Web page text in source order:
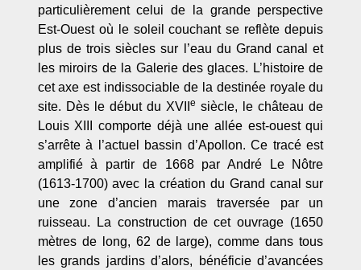
particulièrement celui de la grande perspective
Est-Ouest où le soleil couchant se reflète depuis
plus de trois siècles sur l’eau du Grand canal et
les miroirs de la Galerie des glaces. L’histoire de
cet axe est indissociable de la destinée royale du
site. Dès le début du XVIIe siècle, le château de
Louis XIII comporte déjà une allée est-ouest qui
s’arrête à l’actuel bassin d’Apollon. Ce tracé est
amplifié à partir de 1668 par André Le Nôtre
(1613-1700) avec la création du Grand canal sur
une zone d’ancien marais traversée par un
ruisseau. La construction de cet ouvrage (1650
mètres de long, 62 de large), comme dans tous
les grands jardins d’alors, bénéficie d’avancées